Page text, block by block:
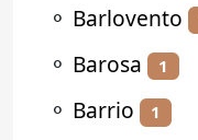
⚬ Barlovento
⚬ Barosa 1
⚬ Barrio 1